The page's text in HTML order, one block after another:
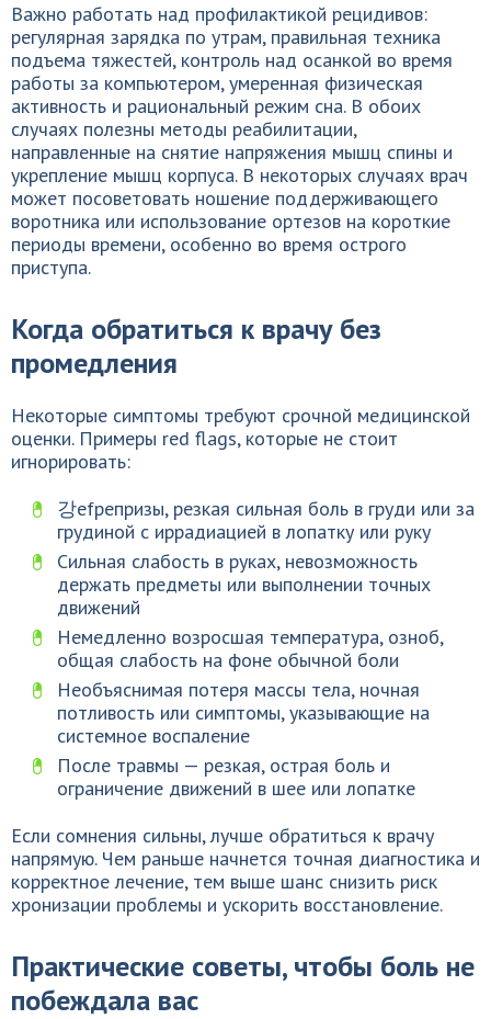
Важно работать над профилактикой рецидивов:
регулярная зарядка по утрам, правильная техника
подъема тяжестей, контроль над осанкой во время
работы за компьютером, умеренная физическая
активность и рациональный режим сна. В обоих
случаях полезны методы реабилитации,
направленные на снятие напряжения мышц спины и
укрепление мышц корпуса. В некоторых случаях врач
может посоветовать ношение поддерживающего
воротника или использование ортезов на короткие
периоды времени, особенно во время острого
приступа.
Когда обратиться к врачу без
промедления
Некоторые симптомы требуют срочной медицинской
оценки. Примеры red flags, которые не стоит
игнорировать:
강efрепризы, резкая сильная боль в груди или за
грудиной с иррадиацией в лопатку или руку
Сильная слабость в руках, невозможность
держать предметы или выполнении точных
движений
Немедленно возросшая температура, озноб,
общая слабость на фоне обычной боли
Необъяснимая потеря массы тела, ночная
потливость или симптомы, указывающие на
системное воспаление
После травмы — резкая, острая боль и
ограничение движений в шее или лопатке
Если сомнения сильны, лучше обратиться к врачу
напрямую. Чем раньше начнется точная диагностика и
корректное лечение, тем выше шанс снизить риск
хронизации проблемы и ускорить восстановление.
Практические советы, чтобы боль не
побеждала вас